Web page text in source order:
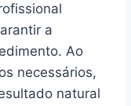
a
Ao
necessários,
natural